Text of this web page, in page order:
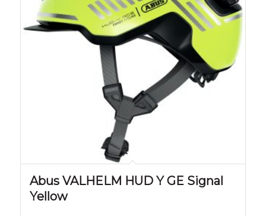
Abus VALHELM HUD Y GE Signal
Yellow